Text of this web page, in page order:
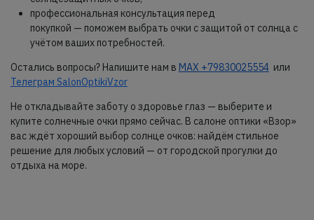
профессиональная консультация перед
покупкой — поможем выбрать очки с защитой от солнца с
учётом ваших потребностей.
Остались вопросы? Напишите нам в MAX +79830025554или
Телеграм SalonOptikiVzor
Не откладывайте заботу о здоровье глаз — выберите и
купите солнечные очки прямо сейчас. В салоне оптики «Взор»
вас ждёт хороший выбор солнце очков: найдём стильное
решение для любых условий — от городской прогулки до
отдыха на море.